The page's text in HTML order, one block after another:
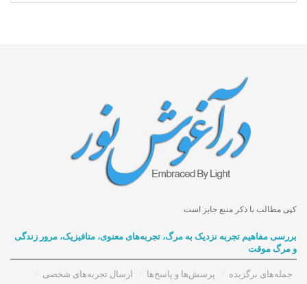
کپی مطالب با ذکر منبع جایز است
بررسی مفاهیم تجربه‌ نزدیک به مرگ، تجربه‌های معنوی، متافیزیک، مرور زندگی
و مرگ موقت
جمله‌های برگزیده پرسش‌ها و پاسخ‌ها ارسال تجربه‌های شخصی